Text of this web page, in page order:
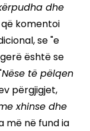
dhe
komentoi
se "e
është se
Nëse të pëlqen
përgjigjet,
xhinse dhe
më në fund ia